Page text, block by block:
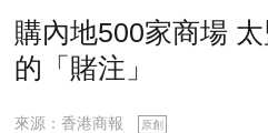
購內地500家商場
的「賭注」
來源：香港商報 原創